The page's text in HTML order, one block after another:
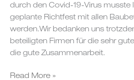
durch den Covid-19-Virus musste
geplante Richtfest mit allen
werden.Wir bedanken uns
beteiligten Firmen für die sehr
die gute Zusammenarbeit.
Read More »